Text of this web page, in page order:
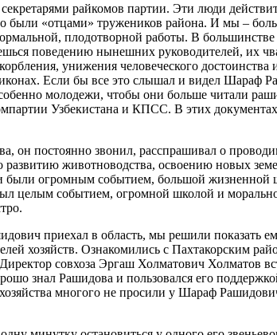
райкомов партии. Эти люди
были «отцами» тружеников района. И мы –
плодотворной работы. В
поведению нынешних руководителей, их
унижения человеческого достоинства
Если бы все это слышал и видел Шараф
молодежи, чтобы они больше читали
Узбекистана и КПСС. В этих
он постоянно звонил, расспрашивал о
развитию животноводства, освоению новых
были огромным событием, большой жизненной
целым событием, огромной школой и
приехал в область, мы решили показать
хозяйств. Ознакомились с Пахтакорским
совхоза Эргаш Холматович Холматов
знал Рашидова и пользовался его
многого не просили у Шараф